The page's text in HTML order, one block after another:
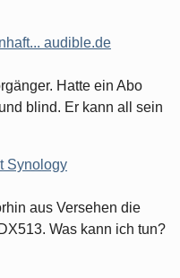
audible.de
Hatte ein Abo
blind. Er kann all sein
Synology
aus Versehen die
Was kann ich tun?